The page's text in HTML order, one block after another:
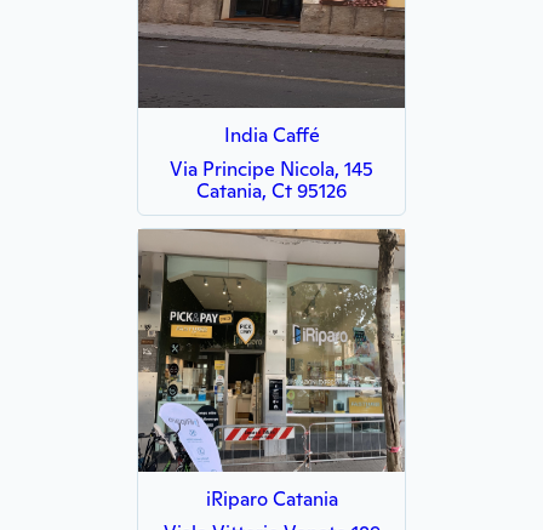
India Caffé
Via Principe Nicola, 145
Catania, Ct 95126
iRiparo Catania